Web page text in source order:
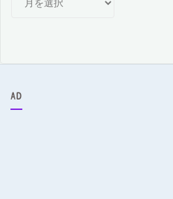
カ
ブ
AD